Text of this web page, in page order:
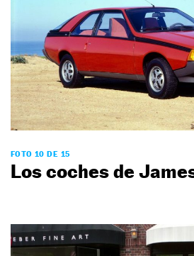
FOTO 10 DE 15
Los coches de